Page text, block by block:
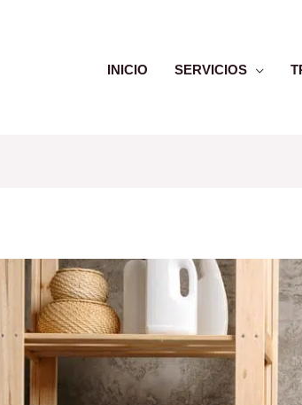
INICIO SERVICIOS